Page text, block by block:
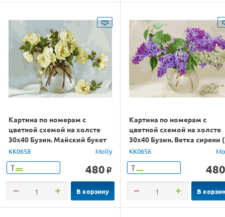
Картина по номерам с
цветной схемой на холсте
30х40 Бузин. Майский букет
(20 цветов)
KK0658 Molly
Т 480 o
В корзину
Картина по номерам с
цветной схемой на холсте
30х40 Бузин. Ветка сирени
цвета)
KK0656
Т 480
В